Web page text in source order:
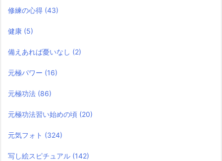
修練の心得 (43)
健康 (5)
備えあれば憂いなし (2)
元極パワー (16)
元極功法 (86)
元極功法習い始めの頃 (20)
元気フォト (324)
写し絵スピチュアル (142)